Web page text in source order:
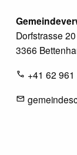
Dorfstrasse 20
3366
+41 62